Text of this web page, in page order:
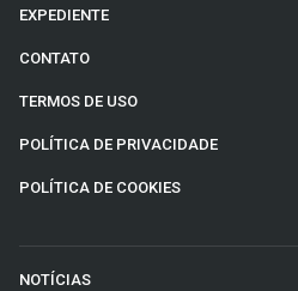
EXPEDIENTE
CONTATO
TERMOS DE USO
POLÍTICA DE PRIVACIDADE
POLÍTICA DE COOKIES
NOTÍCIAS